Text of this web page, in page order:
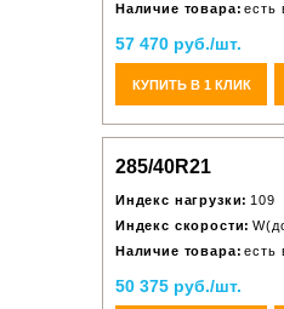
Наличие товара: есть
57 470 руб./шт.
КУПИТЬ В 1 КЛИК
285/40R21
Индекс нагрузки: 109
Индекс скорости:
Наличие товара: есть
50 375 руб./шт.